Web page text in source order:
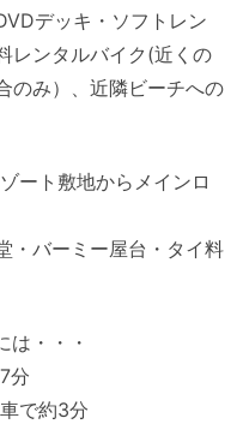
デッキ・ソフトレン
レンタルバイク(近くの
のみ）、近隣ビーチへの
ート敷地からメインロ
・バーミー屋台・タイ料
・・・
分
で約3分